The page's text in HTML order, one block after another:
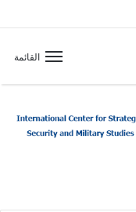
القائمة